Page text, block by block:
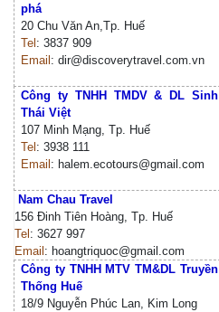
phá
20 Chu Văn An,Tp. Huế
Tel : 3837 909
Email : dir@discoverytravel.com.vn
Công ty TNHH TMDV & DL Sinh
Thái Việt
107 Minh Mạng, Tp. Huế
Tel : 3938 111
Email : halem.ecotours@gmail.com
Nam Chau Travel
156 Đinh Tiên Hoàng, Tp. Huế
Tel : 3627 997
Email : hoangtriquoc@gmail.com
Công ty TNHH MTV TM&DL Truyền
Thống Huế
18/9 Nguyễn Phúc Lan, Kim Long